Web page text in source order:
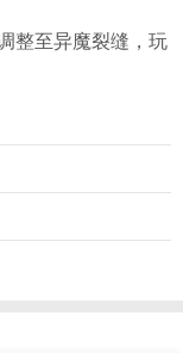
整至异魔裂缝，玩